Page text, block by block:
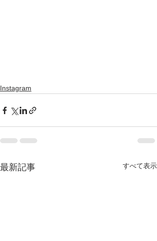
Instagram
最新記事 すべて表示